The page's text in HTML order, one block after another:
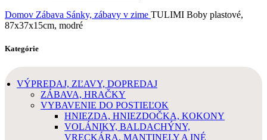
Domov Zábava Sánky, zábavy v zime TULIMI Boby plastové,
87x37x15cm, modré
Kategórie
VÝPREDAJ, ZĽAVY, DOPREDAJ
ZÁBAVA, HRAČKY
VYBAVENIE DO POSTIEĽOK
HNIEZDA, HNIEZDOČKA, KOKONY
VOLÁNIKY, BALDACHÝNY,
VRECKÁRA, MANTINELY A INÉ